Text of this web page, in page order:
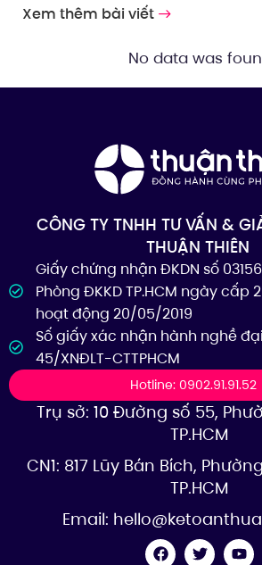
Xem thêm bài viết
No data was
CÔNG TY TNHH TƯ VẤN &
THUẬN THIÊN
Giấy chứng nhận ĐKDN số
Phòng ĐKKD TP.HCM ngày cấp
hoạt động 20/05/2019
Số giấy xác nhận hành nghề
45/XNĐLT-CTTPHCM
Hotline: 0902.91.91.52
Trụ sở: 10 Đường số 55,
TP.HCM
CN1: 817 Lũy Bán Bích,
TP.HCM
Email: